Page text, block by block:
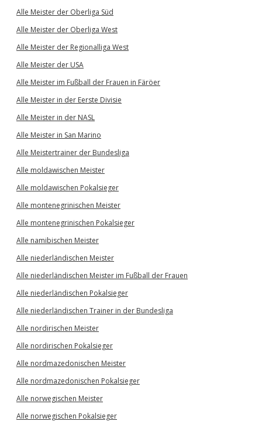
Alle Meister der Oberliga Süd
Alle Meister der Oberliga West
Alle Meister der Regionalliga West
Alle Meister der USA
Alle Meister im Fußball der Frauen in Färöer
Alle Meister in der Eerste Divisie
Alle Meister in der NASL
Alle Meister in San Marino
Alle Meistertrainer der Bundesliga
Alle moldawischen Meister
Alle moldawischen Pokalsieger
Alle montenegrinischen Meister
Alle montenegrinischen Pokalsieger
Alle namibischen Meister
Alle niederländischen Meister
Alle niederländischen Meister im Fußball der Frauen
Alle niederländischen Pokalsieger
Alle niederländischen Trainer in der Bundesliga
Alle nordirischen Meister
Alle nordirischen Pokalsieger
Alle nordmazedonischen Meister
Alle nordmazedonischen Pokalsieger
Alle norwegischen Meister
Alle norwegischen Pokalsieger